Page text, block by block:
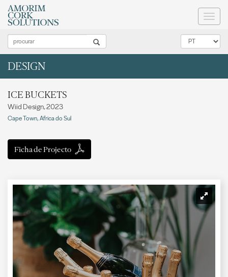
DESIGN
ICE BUCKETS
Wiid Design, 2023
Cape Town, Africa do Sul
Ficha de Projecto